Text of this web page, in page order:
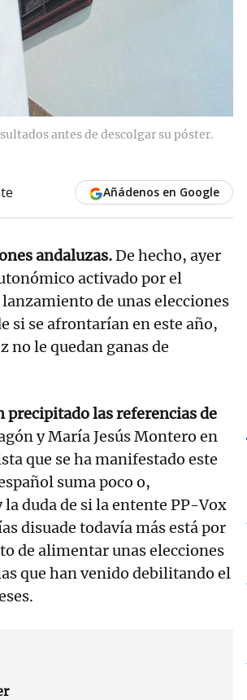
antes de descolgar su póster.
Añádenos en Google
andaluzas.De hecho, ayer
activado por el
de unas elecciones
si se afrontarían en este año,
no le quedan ganas de
precipitado las referencias de
y María Jesús Montero en
que se ha manifestado este
suma poco o,
duda de si la entente PP-Vox
disuade todavía más está por
de alimentar unas elecciones
que han venido debilitando el